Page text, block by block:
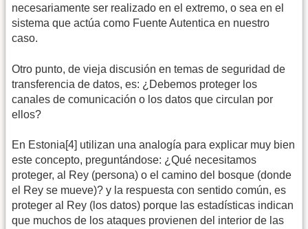
necesariamente ser realizado en el extremo, o sea en el
sistema que actúa como Fuente Autentica en nuestro
caso.
Otro punto, de vieja discusión en temas de seguridad de
transferencia de datos, es: ¿Debemos proteger los
canales de comunicación o los datos que circulan por
ellos?
En Estonia[4] utilizan una analogía para explicar muy bien
este concepto, preguntándose: ¿Qué necesitamos
proteger, al Rey (persona) o el camino del bosque (donde
el Rey se mueve)? y la respuesta con sentido común, es
proteger al Rey (los datos) porque las estadísticas indican
que muchos de los ataques provienen del interior de las